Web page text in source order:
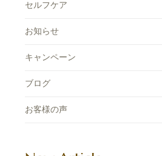
セルフケア
お知らせ
キャンペーン
ブログ
お客様の声